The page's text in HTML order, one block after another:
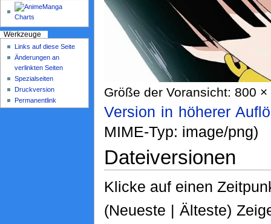
Größe der Voransicht: 800
Version in höherer
MIME-Typ: image/png)
Dateiversionen
Klicke auf einen
(Neueste | Älteste)
Werkzeuge
Links auf diese Seite
Änderungen an
verlinkten Seiten
Spezialseiten
Druckversion
Permanentlink